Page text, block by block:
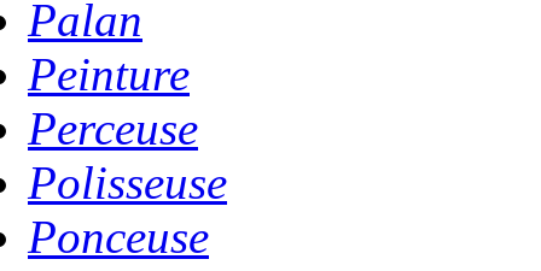
Palan
Peinture
Perceuse
Polisseuse
Ponceuse